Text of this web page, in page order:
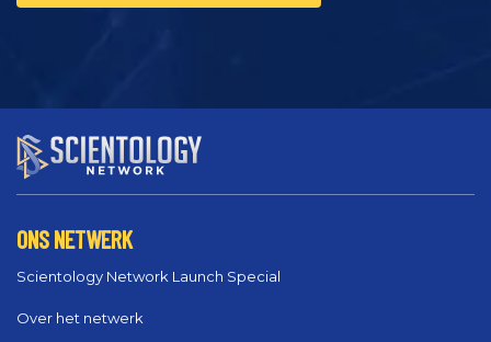
ONS NETWERK
Scientology Network Launch Special
Over het netwerk